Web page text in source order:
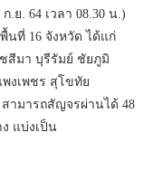
ย. 64 เวลา 08.30 น.)
ที่ 16 จังหวัด ได้แก่
สีมา บุรีรัมย์ ชัยภูมิ
งเพชร สุโขทัย
ามารถสัญจรผ่านได้ 48
แบ่งเป็น